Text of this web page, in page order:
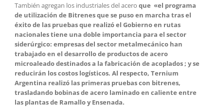
También agregan los industriales del acero que «el programa
de utilización de Bitrenes que se puso en marcha tras el
éxito de las pruebas que realizó el Gobierno en rutas
nacionales tiene una doble importancia para el sector
siderúrgico: empresas del sector metalmecánico han
trabajado en el desarrollo de productos de acero
microaleado destinados a la fabricación de acoplados ; y se
reducirán los costos logísticos. Al respecto, Ternium
Argentina realizó las primeras pruebas con bitrenes,
trasladando bobinas de acero laminado en caliente entre
las plantas de Ramallo y Ensenada.